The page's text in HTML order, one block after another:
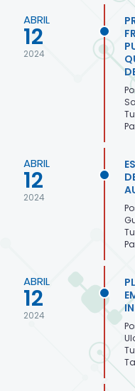
ABRIL
12
2024
ABRIL
12
2024
ABRIL
12
2024